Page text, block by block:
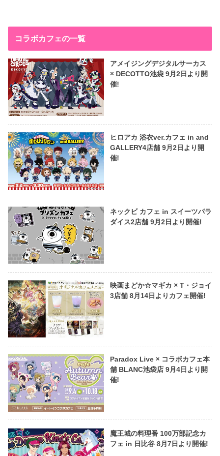
コラボカフェの一覧
アメイジングデジタルサーカス
× DECOTTO池袋 9月2日より開
催!
ヒロアカ 浴衣ver.カフェ in and
GALLERY4店舗 9月2日より開
催!
ネックビ カフェ in スイーツパラ
ダイス2店舗 9月2日より開催!
映画まどか☆マギカ × T・ジョイ
3店舗 8月14日よりカフェ開催!
Paradox Live × コラボカフェ本
舗 BLANC池袋店 9月4日より開
催!
魔王城の料理番 100万部記念カ
フェ in 日比谷 8月7日より開催!